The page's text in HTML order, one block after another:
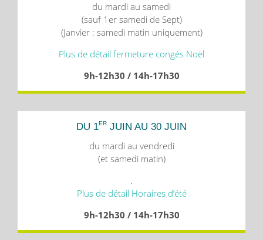
du mardi au samedi
(sauf 1er samedi de Sept)
(Janvier : samedi matin uniquement)
Plus de détail fermeture congés Noël
9h-12h30 / 14h-17h30
DU 1ER JUIN AU 30 JUIN
du mardi au vendredi
(et samedi matin)
.
Plus de détail Horaires d’été
9h-12h30 / 14h-17h30